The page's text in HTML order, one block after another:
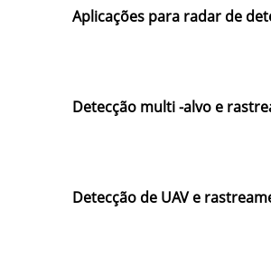
Aplicações para radar de
Detecção multi -alvo e
Detecção de UAV e